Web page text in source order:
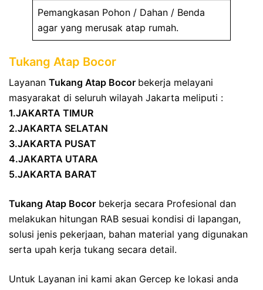
Pemangkasan Pohon / Dahan / Benda
agar yang merusak atap rumah.
Tukang Atap Bocor
Layanan Tukang Atap Bocor bekerja melayani
masyarakat di seluruh wilayah Jakarta meliputi :
1.JAKARTA TIMUR
2.JAKARTA SELATAN
3.JAKARTA PUSAT
4.JAKARTA UTARA
5.JAKARTA BARAT
Tukang Atap Bocor bekerja secara Profesional dan
melakukan hitungan RAB sesuai kondisi di lapangan,
solusi jenis pekerjaan, bahan material yang digunakan
serta upah kerja tukang secara detail.
Untuk Layanan ini kami akan Gercep ke lokasi anda